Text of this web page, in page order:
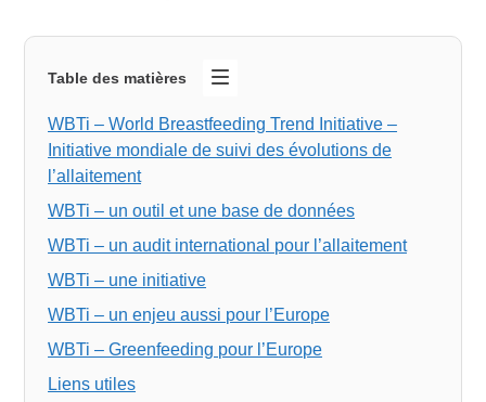
Table des matières
WBTi – World Breastfeeding Trend Initiative –
Initiative mondiale de suivi des évolutions de
l’allaitement
WBTi – un outil et une base de données
WBTi – un audit international pour l’allaitement
WBTi – une initiative
WBTi – un enjeu aussi pour l’Europe
WBTi – Greenfeeding pour l’Europe
Liens utiles